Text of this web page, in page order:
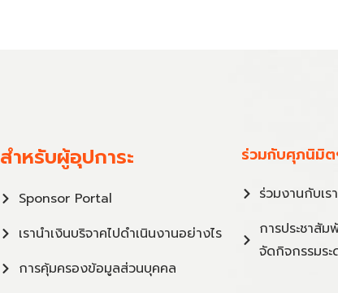
สำหรับผู้อุปการะ
Sponsor Portal
เรานำเงินบริจาคไปดำเนินงานอย่างไร
การคุ้มครองข้อมูลส่วนบุคคล
ร่วมกับศุภนิมิ
ร่วมงานกับเรา
การประชาสัม
จัดกิจกรรมร